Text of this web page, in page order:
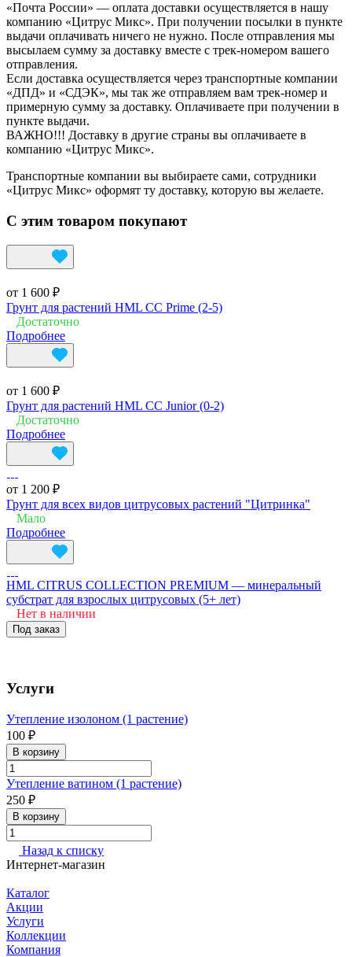
«Почта России» — оплата доставки осуществляется в нашу
компанию «Цитрус Микс». При получении посылки в пункте
выдачи оплачивать ничего не нужно. После отправления мы
высылаем сумму за доставку вместе с трек-номером вашего
отправления.
Если доставка осуществляется через транспортные компании
«ДПД» и «СДЭК», мы так же отправляем вам трек-номер и
примерную сумму за доставку. Оплачиваете при получении в
пункте выдачи.
ВАЖНО!!! Доставку в другие страны вы оплачиваете в
компанию «Цитрус Микс».
Транспортные компании вы выбираете сами, сотрудники
«Цитрус Микс» оформят ту доставку, которую вы желаете.
С этим товаром покупают
от 1 600 ₽
Грунт для растений HML CC Prime (2-5)
Достаточно
Подробнее
от 1 600 ₽
Грунт для растений HML CC Junior (0-2)
Достаточно
Подробнее
от 1 200 ₽
Грунт для всех видов цитрусовых растений "Цитринка"
Мало
Подробнее
HML CITRUS COLLECTION PREMIUM — минеральный
субстрат для взрослых цитрусовых (5+ лет)
Нет в наличии
Под заказ
Услуги
Утепление изолоном (1 растение)
100 ₽
В корзину
Утепление ватином (1 растение)
250 ₽
В корзину
Назад к списку
Интернет-магазин
Каталог
Акции
Услуги
Коллекции
Компания